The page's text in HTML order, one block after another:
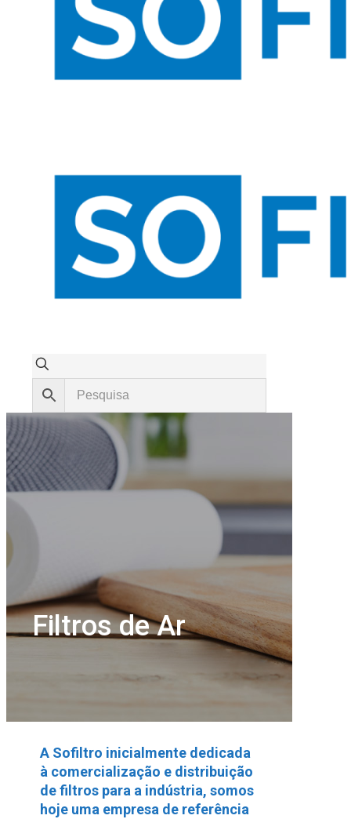
Filtros de Ar
A Sofiltro inicialmente dedicada
à comercialização e distribuição
de filtros para a indústria, somos
hoje uma empresa de referência